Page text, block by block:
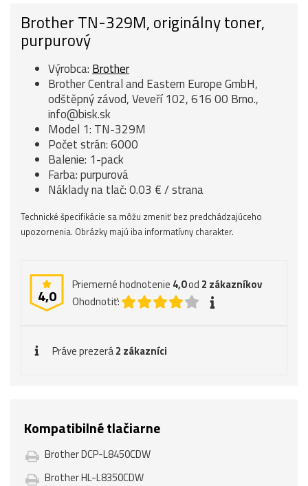
Brother TN-329M, originálny toner,
purpurový
Výrobca: Brother
Brother Central and Eastern Europe GmbH,
odštěpný závod, Veveří 102, 616 00 Brno.,
info@bisk.sk
Model 1: TN-329M
Počet strán: 6000
Balenie: 1-pack
Farba: purpurová
Náklady na tlač: 0.03 € / strana
Technické špecifikácie sa môžu zmeniť bez predchádzajúceho
upozornenia. Obrázky majú iba informatívny charakter.
4,0
Priemerné hodnotenie 4,0od 2 zákazníkov
Ohodnotiť:
Práve prezerá2 zákazníci
Kompatibilné tlačiarne
Brother DCP-L8450CDW
Brother HL-L8350CDW